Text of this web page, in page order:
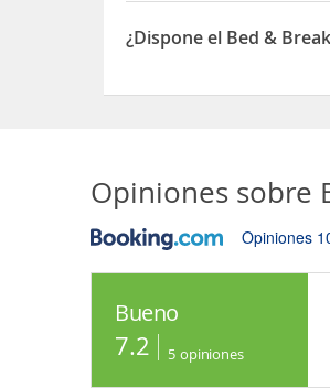
Sí, el Bed & Breakfast
¿Dispone el Bed &
Opiniones sobre
Opiniones
Bueno
7.2 5 opiniones